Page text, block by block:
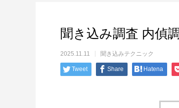
聞き込み調査 内偵
2025.11.11 聞き込みテクニック
Tweet Share Hatena